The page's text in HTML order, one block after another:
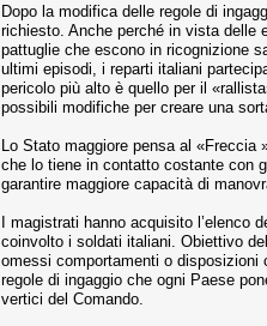
Dopo la modifica delle regole di
richiesto. Anche perché in vista delle
pattuglie che escono in ricognizione
ultimi episodi, i reparti italiani
peri­colo più alto è quello per il
pos­sibili modifiche per creare una
Lo Stato maggiore pensa al «Frec­cia
che lo tiene in contatto costante con
garantire maggiore capacità di
I magistrati hanno acquisito l’elen­co
coinvolto i soldati italiani. Obiettivo
omessi comportamenti o
regole di ingaggio che ogni Paese
vertici del Comando.